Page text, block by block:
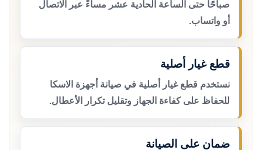
صباحًا حتى الساعة الحادية عشر مساءً عبر الاتصال
أو واتساب.
قطع غيار أصلية
نستخدم قطع غيار أصلية في صيانة أجهزة الاسكا
للحفاظ على كفاءة الجهاز وتقليل تكرار الأعطال.
ضمان على الصيانة